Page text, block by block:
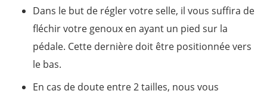
Dans le but de régler votre selle, il vous suffira de
fléchir votre genoux en ayant un pied sur la
pédale. Cette dernière doit être positionnée vers
le bas.
En cas de doute entre 2 tailles, nous vous